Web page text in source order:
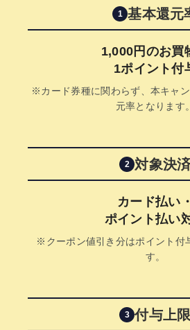
1 基本還元
1,000円のお買
1ポイント付
※カード券種に関わらず、本キャ
元率となります。
2 対象決
カード払い・
ポイント払い
※クーポン値引き分はポイント付
す。
3 付与上限